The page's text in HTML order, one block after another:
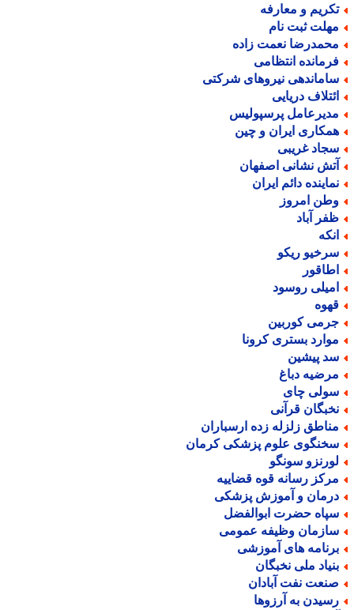
و معارفه
ثبت نام
نعمت زاده
انتظامی
نیروهای شرکتی
دریایی
پرسپولیس
ایران و چین
غریبی
نشانی اصفهان
دائم ایران
امروز
آباد
ریکو
روسود
کوربین
بستری کرونا
پیشین
دباغ
چای
قرآنی
زلزله زده ارسباران
علوم پزشکی کرمان
سونگو
رسانه قوه قضاییه
و آموزش پزشکی
حضرت ابوالفضل
وظیفه عمومی
های آموزشی
ملی نخبگان
نفت آبادان
به آرزوها